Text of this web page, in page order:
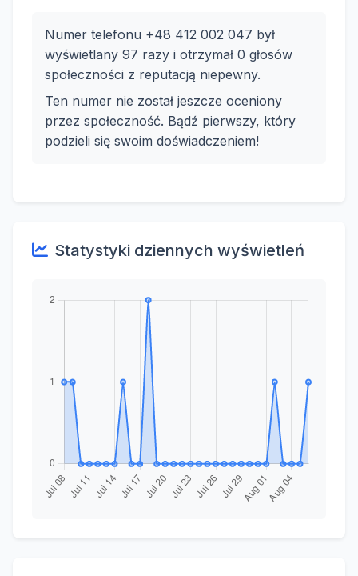
Numer telefonu +48 412 002 047 był
wyświetlany 97 razy i otrzymał 0 głosów
społeczności z reputacją niepewny.
Ten numer nie został jeszcze oceniony
przez społeczność. Bądź pierwszy, który
podzieli się swoim doświadczeniem!
Statystyki dziennych wyświetleń